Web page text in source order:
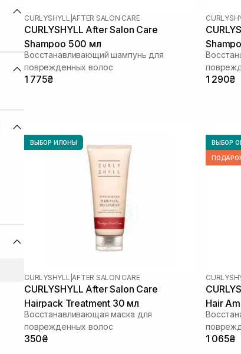
CURLYSHYLL AFTER SALON CARE
CURLYSHYLL After Salon Care
Shampoo 500 мл
Восстанавливающий шампунь для
поврежденных волос
1 775₴ 1 290₴
ВЫБОР ИЛОНЫ
CURLYSHYLL AFTER SALON CARE
CURLYSHYLL After Salon Care
Hairpack Treatment 30 мл
Восстанавливающая маска для
поврежденных волос
350₴
ВЫБОР
Hair
1 065₴